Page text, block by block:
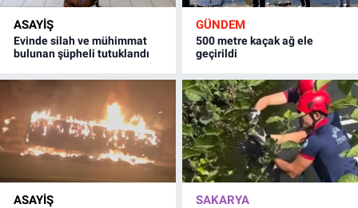
ASAYİŞ
Evinde silah ve mühimmat
bulunan şüpheli tutuklandı
GÜNDEM
500 metre kaçak ağ ele
geçirildi
ASAYİŞ SAKARYA